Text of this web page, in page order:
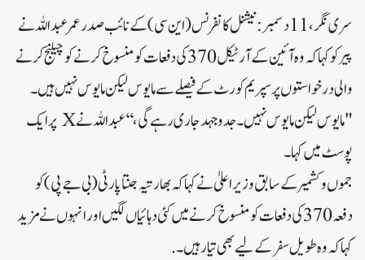
سری نگر، 11 دسمبر: نیشنل کانفرنس (این سی) کے نائب صدر عمر عبداللہ نے
پیر کو کہا کہ وہ آئین کے آرٹیکل 370 کی دفعات کو منسوخ کرنے کو چیلنج کرنے
والی درخواستوں پر سپریم کورٹ کے فیصلے سے مایوس لیکن مایوس نہیں ہیں۔
"مایوس لیکن مایوس نہیں۔ جدوجہد جاری رہے گی،‘‘ عبداللہ نےX پر ایک
پوسٹ میں کہا۔
جموں و کشمیر کے سابق وزیر اعلیٰ نے کہا کہ بھارتیہ جنتا پارٹی (بی جے پی) کو
دفعہ 370 کی دفعات کو منسوخ کرنے میں کئی دہائیاں لگیں اور انہوں نے مزید
کہا کہ وہ طویل سفر کے لیے بھی تیار ہیں۔ .